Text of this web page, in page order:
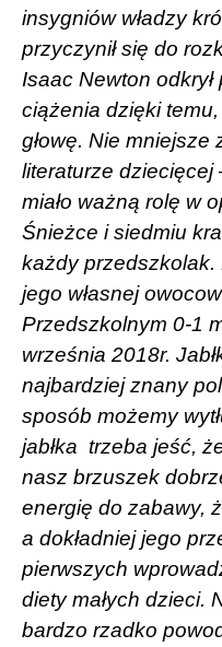
insygniów władzy
przyczynił się do
Isaac Newton
ciążenia dzięki temu,
głowę. Nie mniejsze
literaturze dziecięcej
miało ważną rolę w
Śnieżce i siedmiu
każdy przedszkolak.
jego własnej
Przedszkolnym 0-1
września 2018r.
najbardziej znany
sposób możemy
jabłka trzeba jeść,
nasz brzuszek
energię do zabawy,
a dokładniej jego
pierwszych
diety małych dzieci.
bardzo rzadko